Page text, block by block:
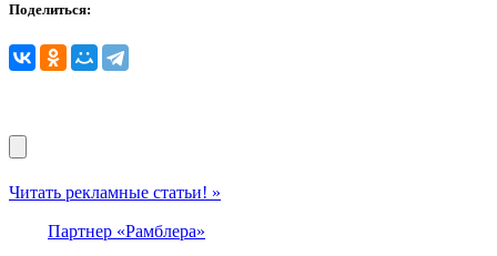
Поделиться:
Читать рекламные статьи! »
Партнер «Рамблера»